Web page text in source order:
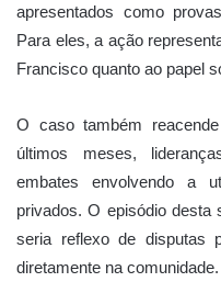
apresentados como
Para eles, a ação
Francisco quanto ao papel
O caso também
últimos meses,
embates envolvendo a
privados. O episódio desta
seria reflexo de disputas
diretamente na comunidade.